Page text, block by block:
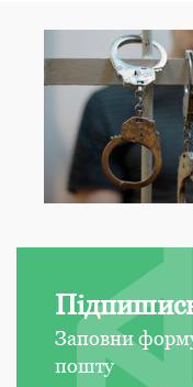
Заповни
пошту